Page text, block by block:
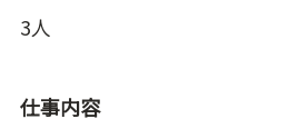
3人
仕事内容